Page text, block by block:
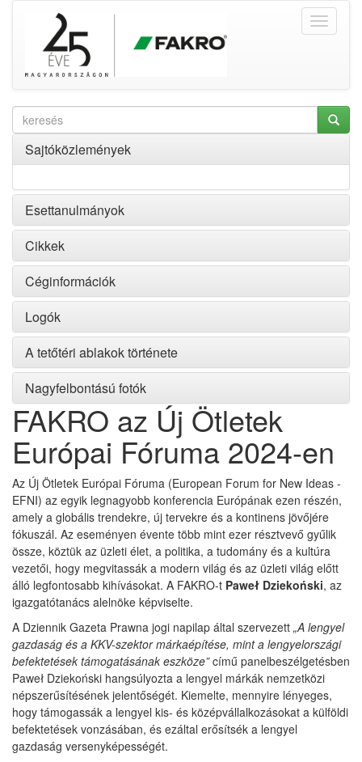
Sajtóközlemények
Esettanulmányok
Cikkek
Céginformációk
Logók
A tetőtéri ablakok története
Nagyfelbontású fotók
FAKRO az Új Ötletek
Európai Fóruma 2024-en
Az Új Ötletek Európai Fóruma (European Forum for New Ideas -
EFNI) az egyik legnagyobb konferencia Európának ezen részén,
amely a globális trendekre, új tervekre és a kontinens jövőjére
fókuszál. Az eseményen évente több mint ezer résztvevő gyűlik
össze, köztük az üzleti élet, a politika, a tudomány és a kultúra
vezetői, hogy megvitassák a modern világ és az üzleti világ előtt
álló legfontosabb kihívásokat. A FAKRO-t Paweł Dziekoński, az
igazgatótanács alelnöke képviselte.
A Dziennik Gazeta Prawna jogi napilap által szervezett „A lengyel
gazdaság és a KKV-szektor márkaépítése, mint a lengyelországi
befektetések támogatásának eszköze”című panelbeszélgetésben
Paweł Dziekoński hangsúlyozta a lengyel márkák nemzetközi
népszerűsítésének jelentőségét. Kiemelte, mennyire lényeges,
hogy támogassák a lengyel kis- és középvállalkozásokat a külföldi
befektetések vonzásában, és ezáltal erősítsék a lengyel
gazdaság versenyképességét.